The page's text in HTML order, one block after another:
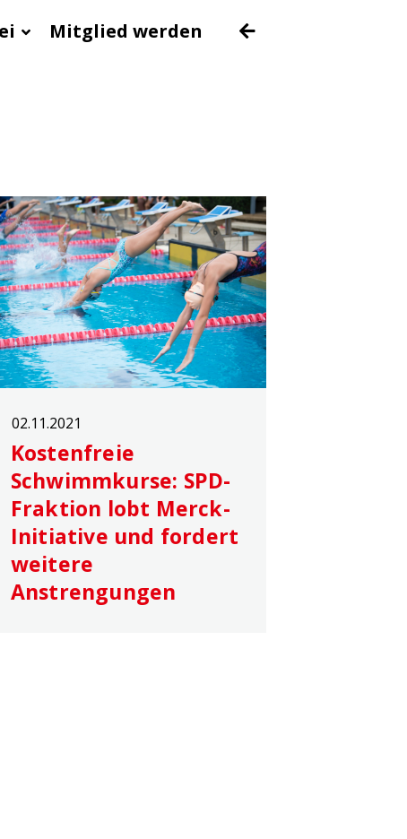
Mitglied werden
02.11.2021
Kostenfreie
Schwimmkurse: SPD-
Fraktion lobt Merck-
Initiative und fordert
weitere
Anstrengungen